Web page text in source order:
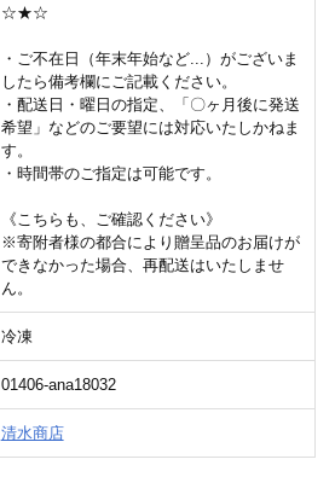
☆★☆
・ご不在日（年末年始など...）がございま
したら備考欄にご記載ください。
・配送日・曜日の指定、「〇ヶ月後に発送
希望」などのご要望には対応いたしかねま
す。
・時間帯のご指定は可能です。
《こちらも、ご確認ください》
※寄附者様の都合により贈呈品のお届けが
できなかった場合、再配送はいたしませ
ん。
冷凍
01406-ana18032
清水商店